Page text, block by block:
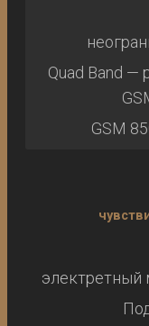
Quad Band —
GSM
электретный